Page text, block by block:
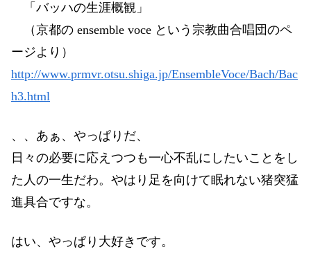
「バッハの生涯概観」
（京都の ensemble voce という宗教曲合唱団のペ
ージより）
http://www.prmvr.otsu.shiga.jp/EnsembleVoce/Bach/Bac
h3.html
、、あぁ、やっぱりだ、
日々の必要に応えつつも一心不乱にしたいことをし
た人の一生だわ。やはり足を向けて眠れない猪突猛
進具合ですな。
はい、やっぱり大好きです。